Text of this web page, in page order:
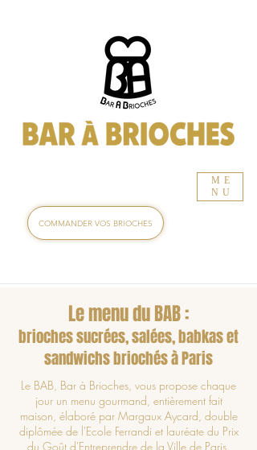
ME
NU
COMMANDER VOS BRIOCHES
Le menu du BAB :
brioches sucrées, salées, babkas et
sandwichs briochés à Paris
Le BAB, Bar à Brioches, vous propose chaque
jour un menu gourmand, entièrement fait
maison, élaboré par Margaux Aycard, double
diplômée de l'Ecole Ferrandi et lauréate du Prix
du Goût d'Entreprendre de la Ville de Paris.